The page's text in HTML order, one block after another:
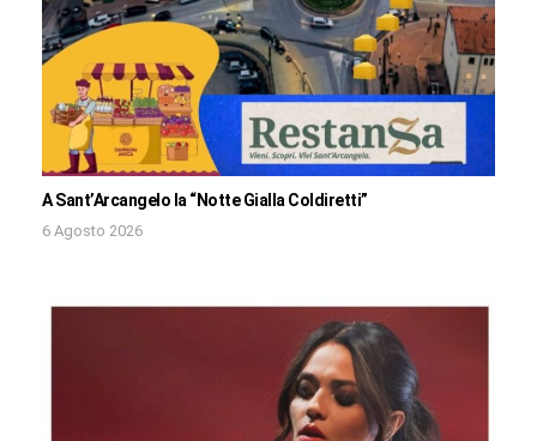
A Sant’Arcangelo la “Notte Gialla Coldiretti”
6 Agosto 2026